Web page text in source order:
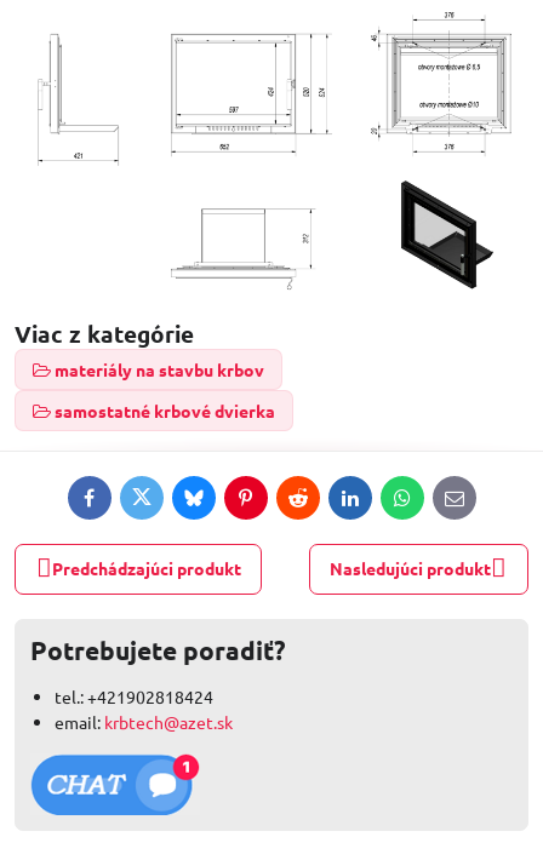
Viac z kategórie
materiály na stavbu krbov
samostatné krbové dvierka
FacebookTwitterBlueskyPinterestRedditLinkedInWhatsApp
E-
mail
Predchádzajúci produkt Nasledujúci produkt
Potrebujete poradiť?
tel.: +421902818424
email: krbtech@azet.sk